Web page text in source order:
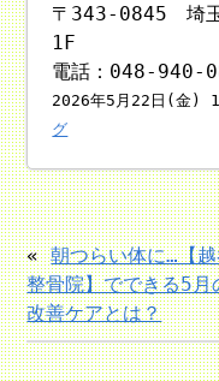
〒343-0845 埼
1F
電話：048-940-
2026年5月22日(金)
グ
«朝つらい体に…【
整骨院】でできる5月
改善ケアとは？